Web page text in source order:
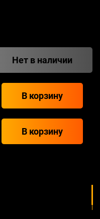
Нет в наличии
В корзину
В корзину